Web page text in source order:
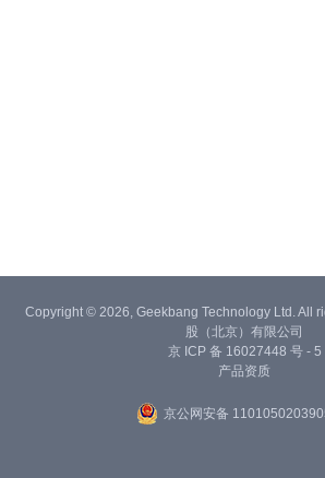
Copyright © 2026, Geekbang Technology Ltd. All
股（北京）有限公司
京 ICP 备 16027448 号 - 5
产品资质
京公网安备